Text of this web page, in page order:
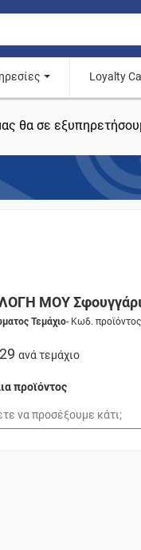
Loyalty
θα σε
ΜΟΥ
Τεμάχιο- Κωδ.
ανά τεμάχιο
προϊόντος